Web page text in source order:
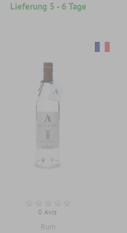
Lieferung 5 - 6 Tage
0 Avis
Rum